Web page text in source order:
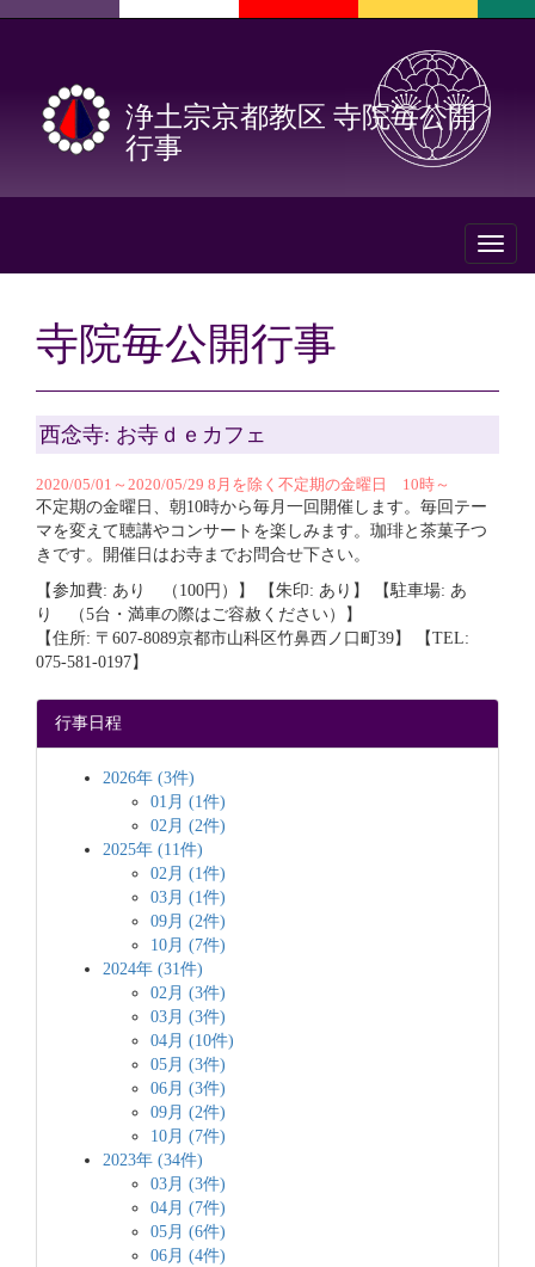
浄土宗京都教区 寺院毎公開
行事
Toggle
寺院毎公開行事
西念寺: お寺ｄｅカフェ
2020/05/01～2020/05/29 8月を除く不定期の金曜日 10時～
不定期の金曜日、朝10時から毎月一回開催します。毎回テー
マを変えて聴講やコンサートを楽しみます。珈琲と茶菓子つ
きです。開催日はお寺までお問合せ下さい。
【参加費: あり （100円）】 【朱印: あり】 【駐車場: あ
り （5台・満車の際はご容赦ください）】
【住所: 〒607-8089京都市山科区竹鼻西ノ口町39】 【TEL:
075-581-0197】
行事日程
2026年 (3件)
01月 (1件)
02月 (2件)
2025年 (11件)
02月 (1件)
03月 (1件)
09月 (2件)
10月 (7件)
2024年 (31件)
02月 (3件)
03月 (3件)
04月 (10件)
05月 (3件)
06月 (3件)
09月 (2件)
10月 (7件)
2023年 (34件)
03月 (3件)
04月 (7件)
05月 (6件)
06月 (4件)